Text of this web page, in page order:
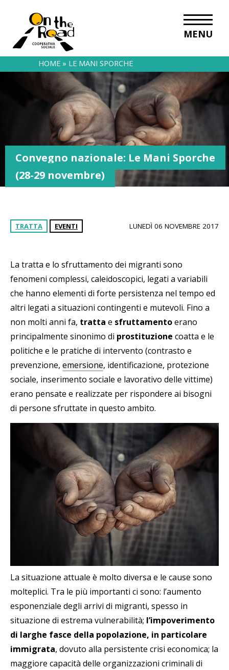
MENU
HOME » LE MANI SPORCHE
Convegno nazionale: Le Mani Sporche
(28-29 novembre)
TRATTA EVENTI LUNEDÌ 06 NOVEMBRE 2017
La tratta e lo sfruttamento dei migranti sono
fenomeni complessi, caleidoscopici, legati a variabili
che hanno elementi di forte persistenza nel tempo ed
altri legati a situazioni contingenti e mutevoli. Fino a
non molti anni fa, tratta e sfruttamentoerano
principalmente sinonimo di prostituzione coatta e le
politiche e le pratiche di intervento (contrasto e
prevenzione, emersione, identificazione, protezione
sociale, inserimento sociale e lavorativo delle vittime)
erano pensate e realizzate per rispondere ai bisogni
di persone sfruttate in questo ambito.
La situazione attuale è molto diversa e le cause sono
molteplici. Tra le più importanti ci sono: l’aumento
esponenziale degli arrivi di migranti, spesso in
situazione di estrema vulnerabilità; l’impoverimento
di larghe fasce della popolazione, in particolare
immigrata, dovuto alla persistente crisi economica; la
maggiore capacità delle organizzazioni criminali di